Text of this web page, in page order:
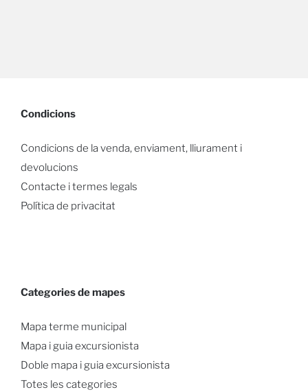
Condicions
Condicions de la venda, enviament, lliurament i
devolucions
Contacte i termes legals
Política de privacitat
Categories de mapes
Mapa terme municipal
Mapa i guia excursionista
Doble mapa i guia excursionista
Totes les categories